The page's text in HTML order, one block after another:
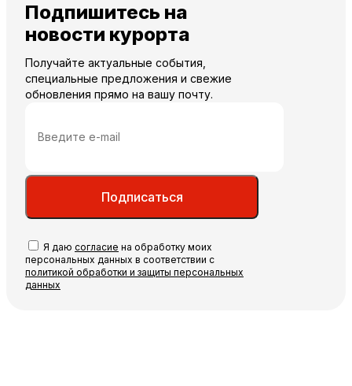
Подпишитесь на
новости курорта
Получайте актуальные события,
специальные предложения и свежие
обновления прямо на вашу почту.
Подписаться
Я даю согласие на обработку моих
персональных данных в соответствии с
политикой обработки и защиты персональных
данных